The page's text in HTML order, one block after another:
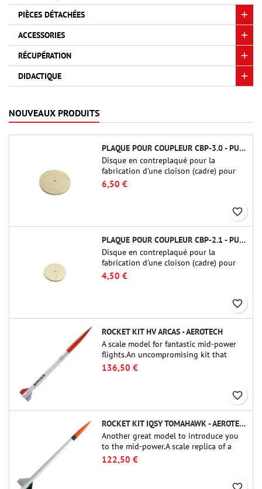
PIÈCES DÉTACHÉES
ACCESSORIES
RÉCUPÉRATION
DIDACTIQUE
NOUVEAUX PRODUITS
PLAQUE POUR COUPLEUR CBP-3.0 - PUBLIC MISSILES LTD.
Disque en contreplaqué pour la
fabrication d'une cloison (cadre) pour
raccords tubulaires de 75 mm de Public
Missiles Ltd. (PT-3.0/QT-3.0)
6,50 €
favorite_border
PLAQUE POUR COUPLEUR CBP-2.1 - PUBLIC MISSILES LTD.
Disque en contreplaqué pour la
fabrication d'une cloison (cadre) pour
raccords tubulaires de 54 mm de Public
Missiles Ltd. (PT-2.1 ou QT-2.1)
4,50 €
favorite_border
ROCKET KIT HV ARCAS - AEROTECH
A scale model for fantastic mid-power
flights.An uncompromising kit that
allows you to build a replica of one of
the most famous sounding-rocket ever.
136,50 €
favorite_border
ROCKET KIT IQSY TOMAHAWK - AEROTECH
Another great model to introduce you
to the mid-power.A scale replica of a
famous sounding rocket, small in size
and peefect to move to higher-level kits.
122,50 €